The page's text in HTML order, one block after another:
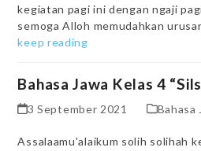
kegiatan pagi ini dengan ngaji
semoga Alloh memudahkan
keep reading
Bahasa Jawa Kelas 4
3 September 2021 Bahasa
Assalaamu'alaikum solih solihah